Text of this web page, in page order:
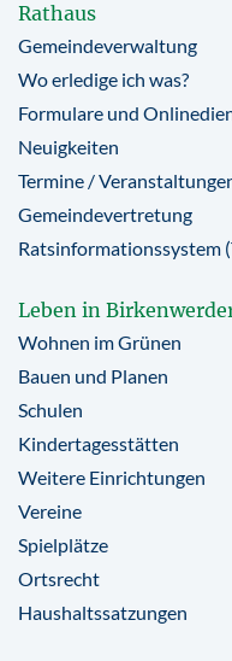
Rathaus
Gemeindeverwaltung
Wo erledige ich was?
Formulare und
Neuigkeiten
Termine /
Gemeindevertretung
Ratsinformationssystem
Leben in
Wohnen im Grünen
Bauen und Planen
Schulen
Kindertagesstätten
Weitere Einrichtungen
Vereine
Spielplätze
Ortsrecht
Haushaltssatzungen